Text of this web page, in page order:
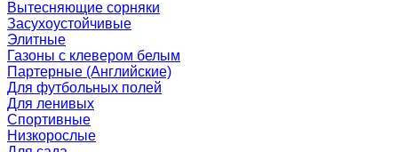
Вытесняющие сорняки
Засухоустойчивые
Элитные
Газоны с клевером белым
Партерные (Английские)
Для футбольных полей
Для ленивых
Спортивные
Низкорослые